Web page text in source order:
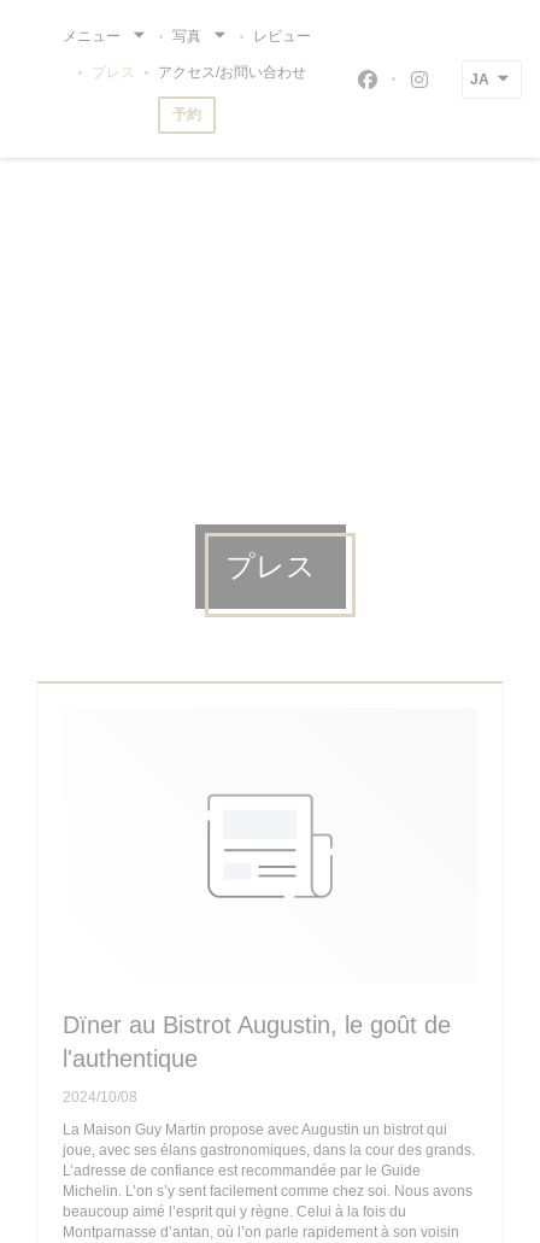
メニュー 写真 レビュー
プレス アクセス/お問い合わせ
予約
Facebook ((新しい
Instagram ((
JA
プレス
Dïner au Bistrot Augustin, le goût de
l'authentique
2024/10/08
La Maison Guy Martin propose avec Augustin un bistrot qui
joue, avec ses élans gastronomiques, dans la cour des grands.
L’adresse de confiance est recommandée par le Guide
Michelin. L’on s’y sent facilement comme chez soi. Nous avons
beaucoup aimé l’esprit qui y règne. Celui à la fois du
Montparnasse d’antan, où l’on parle rapidement à son voisin